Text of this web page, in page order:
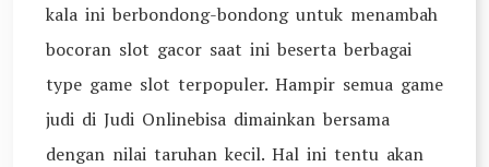
kala ini berbondong-bondong untuk menambah
bocoran slot gacor saat ini beserta berbagai
type game slot terpopuler. Hampir semua game
judi di Judi Onlinebisa dimainkan bersama
dengan nilai taruhan kecil. Hal ini tentu akan